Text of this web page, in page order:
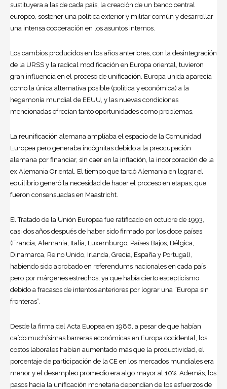
sustituyera a las de cada país, la creación de un banco central
europeo, sostener una política exterior y militar común y desarrollar
una intensa cooperación en los asuntos internos.
Los cambios producidos en los años anteriores, con la desintegración
de la URSS y la radical modificación en Europa oriental, tuvieron
gran influencia en el proceso de unificación. Europa unida aparecía
como la única alternativa posible (política y económica) a la
hegemonía mundial de EEUU, y las nuevas condiciones
mencionadas ofrecían tanto oportunidades como problemas.
La reunificación alemana ampliaba el espacio de la Comunidad
Europea pero generaba incógnitas debido a la preocupación
alemana por financiar, sin caer en la inflación, la incorporación de la
ex Alemania Oriental
. El tiempo que tardó Alemania en lograr el
equilibrio generó la necesidad de hacer el proceso en etapas, que
fueron consensuadas en Maastricht.
El Tratado de la Unión Europea fue ratificado en octubre de 1993,
casi dos años después de haber sido firmado por los doce países
(Francia, Alemania, Italia, Luxemburgo, Países Bajos, Bélgica,
Dinamarca, Reino Unido, Irlanda, Grecia, España y Portugal),
habiendo sido aprobado en referendums nacionales en cada país
pero por márgenes estrechos, ya que había cierto escepticismo
debido a fracasos de intentos anteriores por lograr una “Europa sin
fronteras”.
Desde la firma del Acta Euopea en 1986, a pesar de que habían
caído muchísimas barreras económicas en Europa occidental, los
costos laborales habían aumentado más que la productividad, el
porcentaje de participación de la CE en los mercados mundiales era
menor y el desempleo promedio era algo mayor al 10%. Además, los
pasos hacia la unificación monetaria dependían de los esfuerzos de